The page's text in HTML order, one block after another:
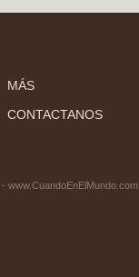
MÁS
CONTACTANOS
www.CuandoEnElMundo.com